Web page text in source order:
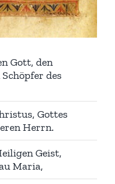
Gott, den
des
Gottes
Herrn.
Geist,
Maria,